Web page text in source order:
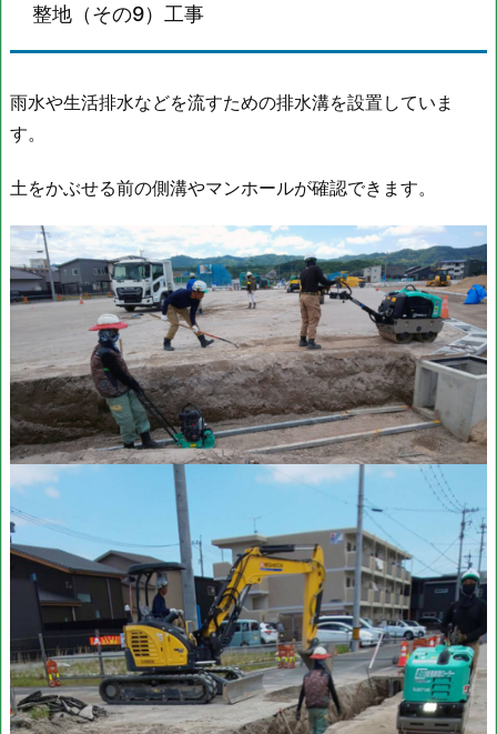
整地（その9） 工事
雨水や生活排水などを流すための排水溝を設置していま
す。
土をかぶせる前の側溝やマンホールが確認できます。